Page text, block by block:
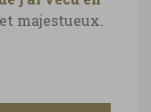
de la
la côte
majestueux.